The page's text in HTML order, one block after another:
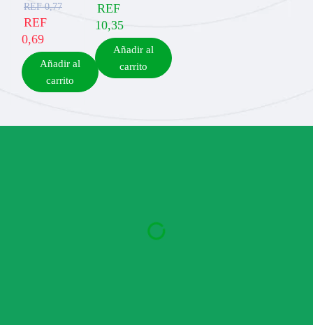
REF0,77
REF
0,69
Añadir al
carrito
REF
10,35
Añadir al
carrito